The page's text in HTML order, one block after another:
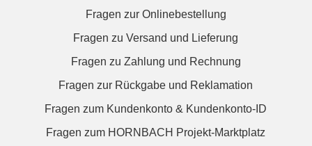
Fragen zur Onlinebestellung
Fragen zu Versand und Lieferung
Fragen zu Zahlung und Rechnung
Fragen zur Rückgabe und Reklamation
Fragen zum Kundenkonto & Kundenkonto-ID
Fragen zum HORNBACH Projekt-Marktplatz